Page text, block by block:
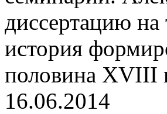
диссертацию
история
половина XVIII
16.06.2014